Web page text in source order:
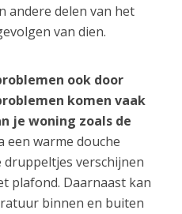
andere delen van het
van dien.
ook door
komen vaak
je woning zoals de
een warme douche
druppeltjes verschijnen
plafond. Daarnaast kan
binnen en buiten